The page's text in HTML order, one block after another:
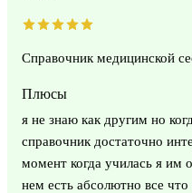
Справочник медицинской
Плюсы
я не знаю как другим но
справочник достаточно
момент когда училась я им
нем есть абсолютно все